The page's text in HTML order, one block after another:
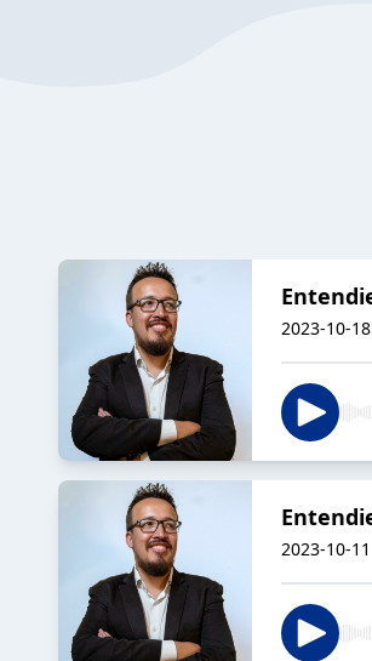
2023-10-18
2023-10-11